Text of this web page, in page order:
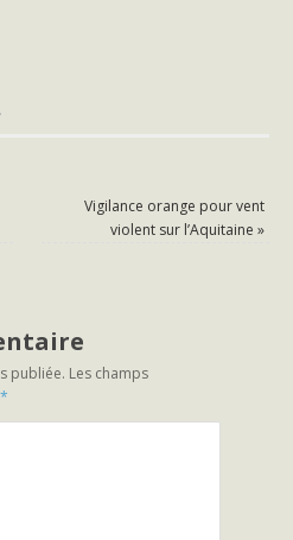
.
Vigilance orange pour vent
violent sur l’Aquitaine »
publiée. Les champs
*